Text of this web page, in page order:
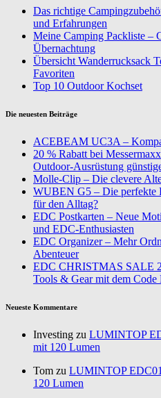
Das richtige
und Erfahrungen
Meine Camping Packliste –
Übernachtung
Übersicht Wanderrucksack
Favoriten
Top 10 Outdoor Kochset
Die neuesten Beiträge
ACEBEAM UC3A –
20 % Rabatt bei
Outdoor-Ausrüstung
Molle-Clip – Die clevere
WUBEN G5 – Die perfekte
für den Alltag?
EDC Postkarten – Neue
und EDC-Enthusiasten
EDC Organizer – Mehr
Abenteuer
EDC CHRISTMAS SALE
Tools & Gear mit dem Code
Neueste Kommentare
Investing zu LUMINTOP
mit 120 Lumen
Tom zu LUMINTOP
120 Lumen